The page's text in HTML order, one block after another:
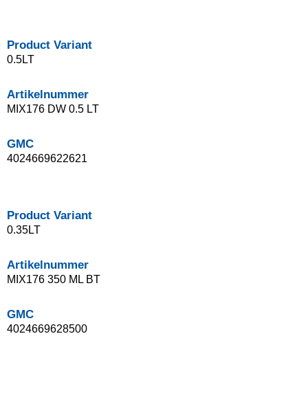
Product Variant
0.5LT
Artikelnummer
MIX176 DW 0.5 LT
GMC
4024669622621
Product Variant
0.35LT
Artikelnummer
MIX176 350 ML BT
GMC
4024669628500